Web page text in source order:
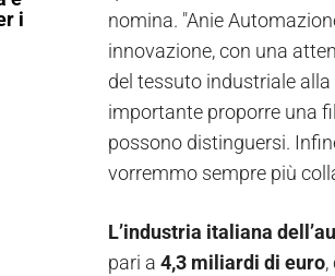
i
nomina. "Anie
innovazione, con una
del tessuto industriale
importante proporre una
possono distinguersi.
vorremmo sempre più
L’industria italiana
pari a 4,3 miliardi di euro